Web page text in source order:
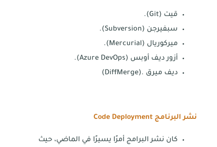
قيت (Git).
سبفيرجن (Subversion).
ميركوريال (Mercurial).
أزور ديف أوبس (Azure DevOps).
ديف ميرق .(DiffMerge)
نشر البرنامجCode Deployment
كان نشر البرامج أمرًا يسيرًا في الماضي، حيث